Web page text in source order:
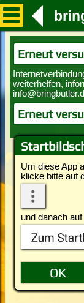
Um diese App
klicke bitte auf
und danach auf
Erneut
Erneut